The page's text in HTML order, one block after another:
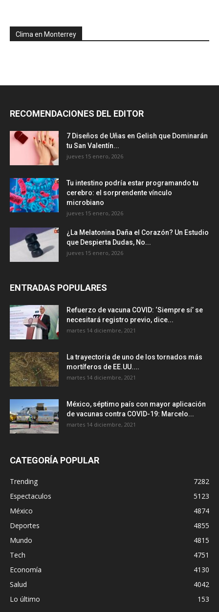
Clima en Monterrey
RECOMENDACIONES DEL EDITOR
7 Diseños de Uñas en Gelish que Dominarán
tu San Valentín...
jueves 15 enero, 2026
Tu intestino podría estar programando tu
cerebro: el sorprendente vínculo
microbiano
jueves 15 enero, 2026
¿La Melatonina Daña el Corazón? Un Estudio
que Despierta Dudas, No...
jueves 15 enero, 2026
ENTRADAS POPULARES
Refuerzo de vacuna COVID: ‘Siempre sí’ se
necesitará registro previo, dice...
martes 14 diciembre, 2021
La trayectoria de uno de los tornados más
mortíferos de EE.UU....
martes 14 diciembre, 2021
México, séptimo país con mayor aplicación
de vacunas contra COVID-19: Marcelo...
martes 14 diciembre, 2021
CATEGORÍA POPULAR
Trending
7282
Espectaculos
5123
México
4874
Deportes
4855
Mundo
4815
Tech
4751
Economía
4130
Salud
4042
Lo último
153